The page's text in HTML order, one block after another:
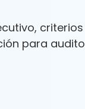
para